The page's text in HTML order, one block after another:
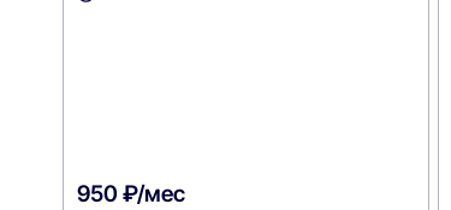
950 ₽/мес